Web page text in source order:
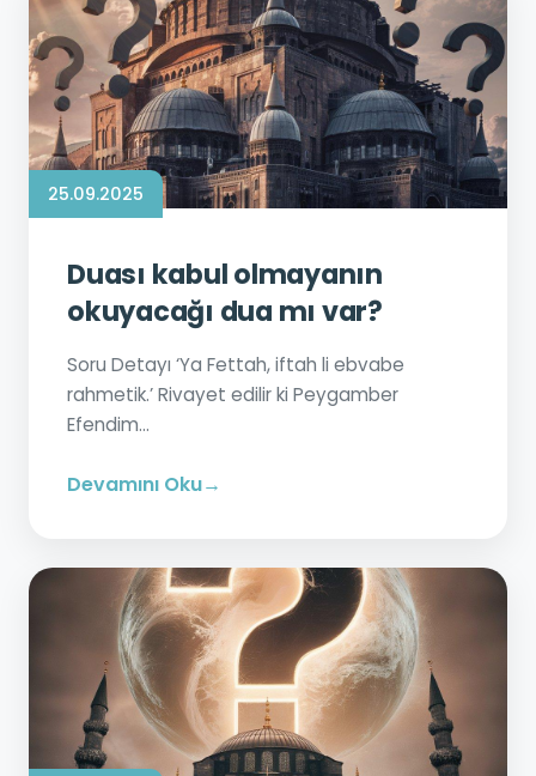
25.09.2025
Duası kabul olmayanın
okuyacağı dua mı var?
Soru Detayı ‘Ya Fettah, iftah li ebvabe
rahmetik.’ Rivayet edilir ki Peygamber
Efendim...
Devamını Oku